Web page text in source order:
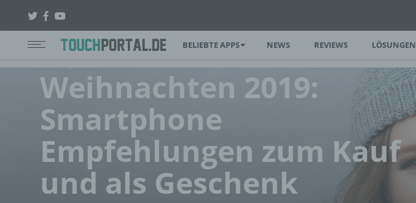
BELIEBTE APPS NEWS REVIEWS LÖSUNGEN
Weihnachten 2019:
Smartphone
Empfehlungen zum Kauf
und als Geschenk